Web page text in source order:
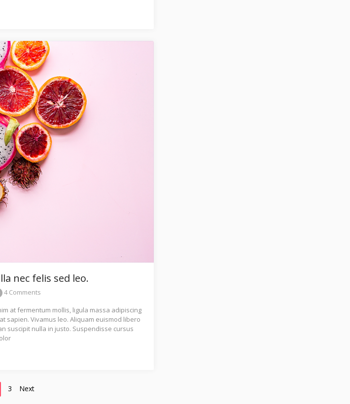
nec felis sed leo.
4 Comments
at fermentum mollis, ligula massa adipiscing
sapien. Vivamus leo. Aliquam euismod libero
suscipit nulla in justo. Suspendisse cursus
(current)
3 Next